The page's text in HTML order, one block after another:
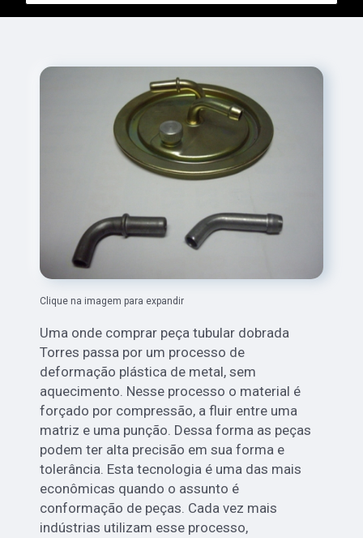
Clique na imagem para expandir
Uma onde comprar peça tubular dobrada
Torres passa por um processo de
deformação plástica de metal, sem
aquecimento. Nesse processo o material é
forçado por compressão, a fluir entre uma
matriz e uma punção. Dessa forma as peças
podem ter alta precisão em sua forma e
tolerância. Esta tecnologia é uma das mais
econômicas quando o assunto é
conformação de peças. Cada vez mais
indústrias utilizam esse processo,